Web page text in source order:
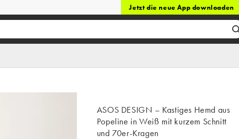
Jetzt die neue App downloaden
ASOS DESIGN – Kastiges Hemd aus
Popeline in Weiß mit kurzem Schnitt
und 70er-Kragen